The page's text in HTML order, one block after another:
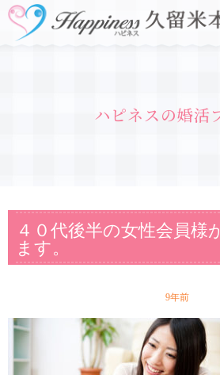
ハピネスの婚活
４０代後半の女性会員様
ます。
9年前